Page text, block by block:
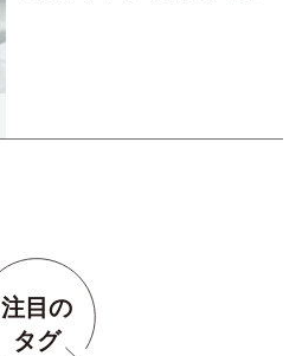
注目の
タグ